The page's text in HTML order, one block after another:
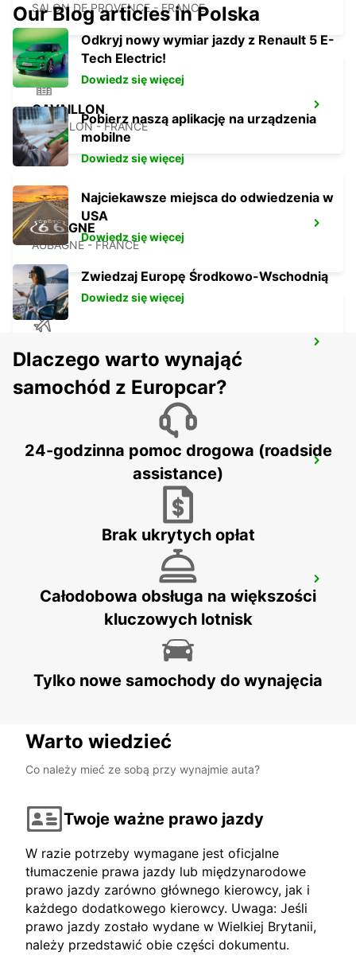
SALON DE PROVENCE - FRANCE
CAVAILLON
CAVAILLON - FRANCE
AUBAGNE
AUBAGNE - FRANCE
MARIGNANE - FRANCE
DRAGUIGNAN
DRAGUIGNAN - FRANCE
MARSEILLE ARNAVAUX
MARSEILLE - FRANCE
Our Blog articles in Polska
Odkryj nowy wymiar jazdy z Renault 5 E-
Tech Electric!
Dowiedz się więcej
Pobierz naszą aplikację na urządzenia
mobilne
Dowiedz się więcej
Najciekawsze miejsca do odwiedzenia w
USA
Dowiedz się więcej
Zwiedzaj Europę Środkowo-Wschodnią
Dowiedz się więcej
Dlaczego warto wynająć
samochód z Europcar?
24-godzinna pomoc drogowa (roadside
assistance)
Brak ukrytych opłat
Całodobowa obsługa na większości
kluczowych lotnisk
Tylko nowe samochody do wynajęcia
Warto wiedzieć
Co należy mieć ze sobą przy wynajmie auta?
Twoje ważne prawo jazdy
W razie potrzeby wymagane jest oficjalne
tłumaczenie prawa jazdy lub międzynarodowe
prawo jazdy zarówno głównego kierowcy, jak i
każdego dodatkowego kierowcy. Uwaga: Jeśli
prawo jazdy zostało wydane w Wielkiej Brytanii,
należy przedstawić obie części dokumentu.